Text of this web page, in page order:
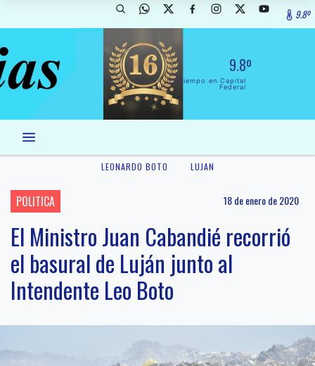
9.8º
9.8º
El Tiempo en Capital
Federal
LEONARDO BOTO LUJAN
POLITICA 18 de enero de 2020
El Ministro Juan Cabandié recorrió
el basural de Luján junto al
Intendente Leo Boto